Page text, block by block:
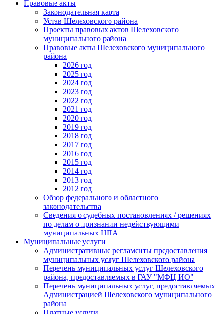
Правовые акты
Законодательная карта
Устав Шелеховского района
Проекты правовых актов Шелеховского
муниципального района
Правовые акты Шелеховского муниципального
района
2026 год
2025 год
2024 год
2023 год
2022 год
2021 год
2020 год
2019 год
2018 год
2017 год
2016 год
2015 год
2014 год
2013 год
2012 год
Обзор федерального и областного
законодательства
Сведения о судебных постановлениях / решениях
по делам о признании недействующими
муниципальных НПА
Муниципальные услуги
Административные регламенты предоставления
муниципальных услуг Шелеховского района
Перечень муниципальных услуг Шелеховского
района, предоставляемых в ГАУ "МФЦ ИО"
Перечень муниципальных услуг, предоставляемых
Администрацией Шелеховского муниципального
района
Платные услуги